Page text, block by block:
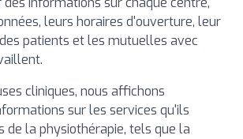
leurs horaires d'ouverture, leur
patients et les mutuelles avec
cliniques, nous affichons
sur les services qu'ils
de la physiothérapie, tels que la